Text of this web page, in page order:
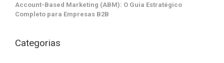
Account-Based Marketing (ABM): O Guia Estratégico
Completo para Empresas B2B
Categorias